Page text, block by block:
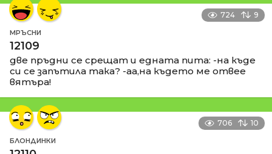
724 9
МРЪСНИ
12109
две пръдни се срещат и едната пита: -на къде
си се запътила така? -аа,на където ме отвее
вятъра!
706 10
БЛОНДИНКИ